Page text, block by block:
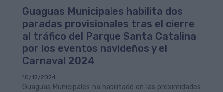
Guaguas Municipales habilita dos
paradas provisionales tras el cierre
al tráfico del Parque Santa Catalina
por los eventos navideños y el
Carnaval 2024
10/12/2024
Guaguas Municipales ha habilitado en las proximidades